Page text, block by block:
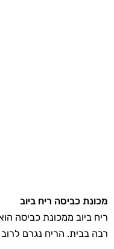
מכונת כביסה ריח ביוב
ריח ביוב ממכונת כביסה
רבה בבית. הריח נגרם